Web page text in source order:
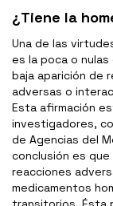
¿Tiene la
Una de las
es la poca o
baja aparición de
adversas o
Esta afirmación
investigadores,
de Agencias del
conclusión es
reacciones
medicamentos